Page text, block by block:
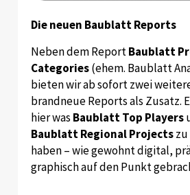
Die neuen Baublatt Reports
Neben dem ReportBaublatt
Categories(ehem. Baublatt
bieten wir ab sofort zwei
brandneue Reports als Zusatz.
hier was Baublatt Top Players
Baublatt Regional Projectszu
haben – wie gewohnt digital,
graphisch auf den Punkt